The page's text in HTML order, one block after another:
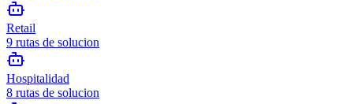
Retail
9 rutas de solucion
Hospitalidad
8 rutas de solucion